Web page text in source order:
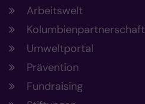
Arbeitswelt
Kolumbienpartnerschaft
Umweltportal
Prävention
Fundraising